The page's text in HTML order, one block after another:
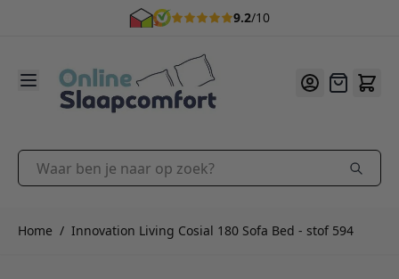
9.2/10
Offerte
Waar ben je naar op zoek?
Home / Innovation Living Cosial 180 Sofa Bed - stof 594